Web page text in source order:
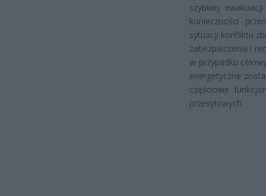
szybkiej
konieczności
sytuacji konfliktu
zabezpieczenia i
w przypadku
energetyczne
częściowe
przesyłowych.